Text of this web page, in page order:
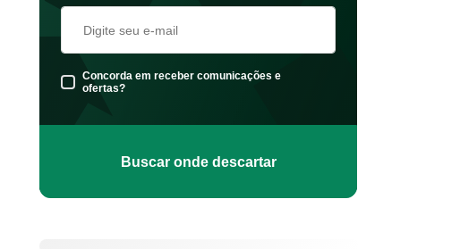
Concorda em receber comunicações e
ofertas?
Buscar onde descartar